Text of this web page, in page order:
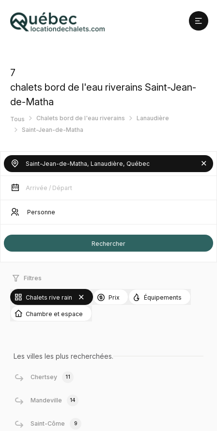
7
chalets bord de l'eau riverains Saint-Jean-
de-Matha
Tous Chalets bord de l'eau riverains
Lanaudière
Saint-Jean-de-Matha
Filtres
Chalets rive rain Prix Équipements
Chambre et espace
Les villes les plus recherchées.
Chertsey 11
Mandeville 14
Saint-Côme 9